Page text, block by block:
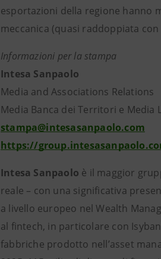
esportazioni della regione hanno
meccanica (quasi raddoppiata con
Informazioni per la stampa
Intesa Sanpaolo
Media and Associations Relations
Media Banca dei Territori e Media
stampa@intesasanpaolo.com
https://
Intesa Sanpaolo è il maggior
reale – con una significativa
a livello europeo nel Wealth
al fintech, in particolare con
fabbriche prodotto nell’asset